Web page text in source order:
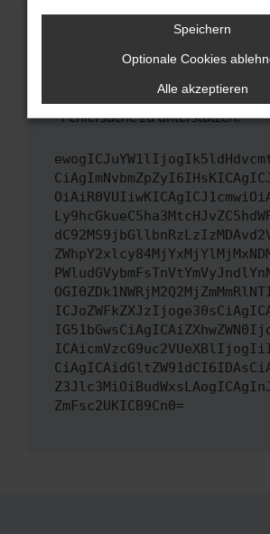
Wende dich an den
Wenn du alle oben genannten
hast, kontaktiere uns bitte. Wir
uns diesen Text schicken, um uns
Fehlersuche zu unterstützen:
ZmFsc2UKICB9Cn0=
Speichern
Optionale Cookies
Alle akzeptieren